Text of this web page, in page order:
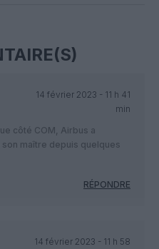
14 février 2023 - 11 h 41
min
côté COM, Airbus a
maître depuis quelques
RÉPONDRE
14 février 2023 - 11 h 58